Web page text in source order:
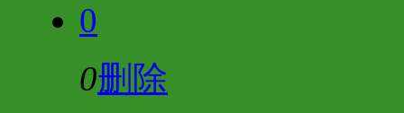
0
0删除